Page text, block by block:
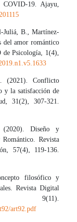
COVID-19. Ajayu,
Juliá, B., Martínez-
amor romántico
de Psicología, 1(4),
(2021). Conflicto
y la satisfacción de
31(2), 307-321.
Diseño y
Revista
57(4), 119-136.
filosófico y
Revista Digital
9(11).
art92.pdf